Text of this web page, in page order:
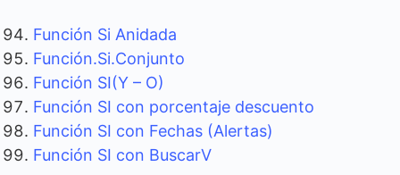
Función Si Anidada
Función.Si.Conjunto
Función SI(Y – O)
Función SI con porcentaje descuento
Función SI con Fechas (Alertas)
Función SI con BuscarV